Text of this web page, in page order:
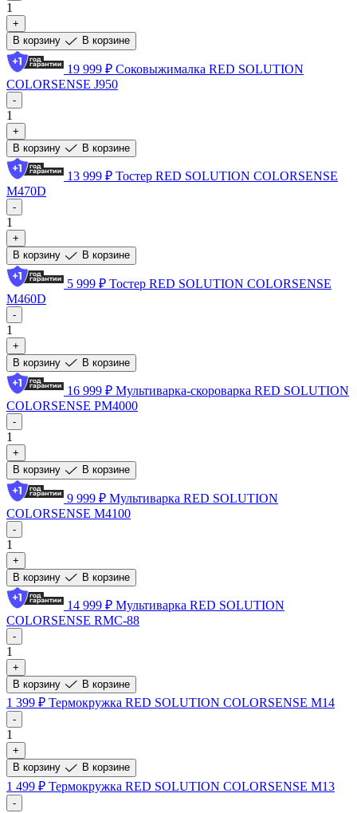
1
+
В корзину
В корзине
19 999 ₽ Соковыжималка RED SOLUTION
COLORSENSE J950
-
1
+
В корзину
В корзине
13 999 ₽ Тостер RED SOLUTION COLORSENSE
M470D
-
1
+
В корзину
В корзине
5 999 ₽ Тостер RED SOLUTION COLORSENSE
M460D
-
1
+
В корзину
В корзине
16 999 ₽ Мультиварка-скороварка RED SOLUTION
COLORSENSE PM4000
-
1
+
В корзину
В корзине
9 999 ₽ Мультиварка RED SOLUTION
COLORSENSE M4100
-
1
+
В корзину
В корзине
14 999 ₽ Мультиварка RED SOLUTION
COLORSENSE RMC-88
-
1
+
В корзину
В корзине
1 399 ₽ Термокружка RED SOLUTION COLORSENSE M14
-
1
+
В корзину
В корзине
1 499 ₽ Термокружка RED SOLUTION COLORSENSE M13
-